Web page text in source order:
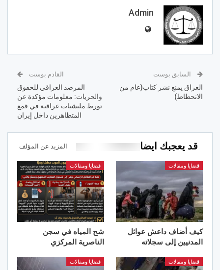
Admin
السابق بوست
العراق يمنع نشر كتاب(عام من
الانحطاط)
القادم بوست
المرصد العراقي للحقوق
والحريات: معلومات مؤكدة عن
تورط مليشيات عراقية في قمع
المتظاهرين داخل إيران
قد يعجبك ايضا المزيد عن المؤلف
قضايا ومقالات
كيف أضاف داعش عوائل
المدنيين إلى سجلاته
قضايا ومقالات
شح المياه في سجن
الناصرية المركزي
قضايا ومقالات قضايا ومقالات